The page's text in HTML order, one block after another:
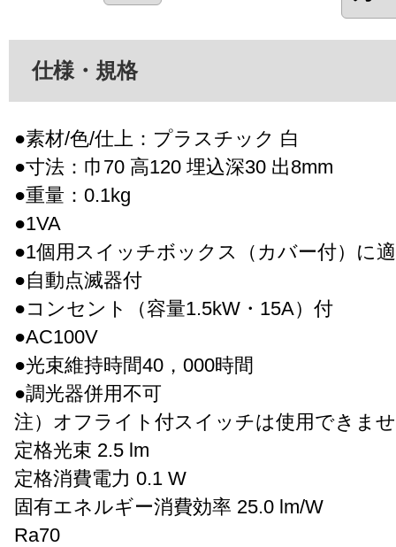
仕様・規格
●素材/色/仕上：プラスチック 白
●寸法：巾70 高120 埋込深30 出8mm
●重量：0.1kg
●1VA
●1個用スイッチボックス（カバー付）に
●自動点滅器付
●コンセント（容量1.5kW・15A）付
●AC100V
●光束維持時間40，000時間
●調光器併用不可
注）オフライト付スイッチは使用できま
定格光束 2.5 lm
定格消費電力 0.1 W
固有エネルギー消費効率 25.0 lm/W
Ra70